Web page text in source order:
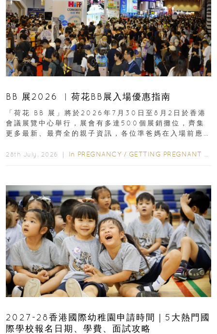
BB 展2026 ︳荷花BB展入場優惠指南
「荷花 BB 展」將於2026年7月30日至8月2日於香港
會議展覽中心舉行，展會有多達500個展銷攤位，齊集
更多最新、最齊全的親子資訊，各位準爸媽在入場前應
28th July, 2026 ｜ In PREGNANCY / GETTING PREGNANT
2027-28香港國際幼稚園申請時間｜5大熱門國
際學校報名日期、學費、面試攻略